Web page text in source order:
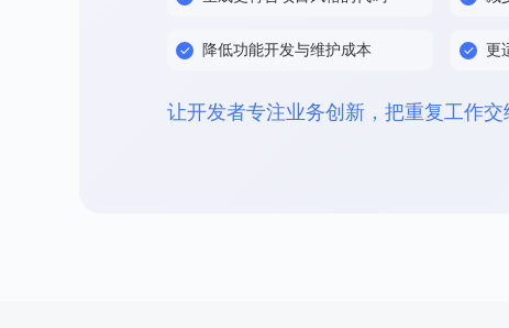
降低功能开发与维护成本 更
让开发者专注业务创新，把重复工作交